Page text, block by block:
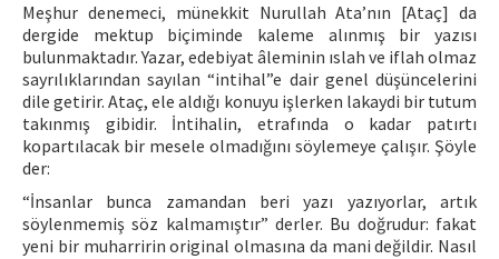
Meşhur denemeci, münekkit Nurullah Ata’nın [Ataç] da
dergide mektup biçiminde kaleme alınmış bir yazısı
bulunmaktadır. Yazar, edebiyat âleminin ıslah ve iflah olmaz
sayrılıklarından sayılan “intihal”e dair genel düşüncelerini
dile getirir. Ataç, ele aldığı konuyu işlerken lakaydi bir tutum
takınmış gibidir. İntihalin, etrafında o kadar patırtı
kopartılacak bir mesele olmadığını söylemeye çalışır. Şöyle
der:
“İnsanlar bunca zamandan beri yazı yazıyorlar, artık
söylenmemiş söz kalmamıştır” derler. Bu doğrudur: fakat
yeni bir muharririn original olmasına da mani değildir. Nasıl